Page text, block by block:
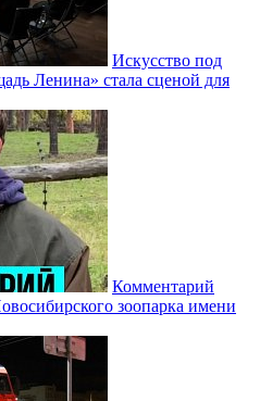
Искусство под
Ленина» стала сценой для
Комментарий
зоопарка имени